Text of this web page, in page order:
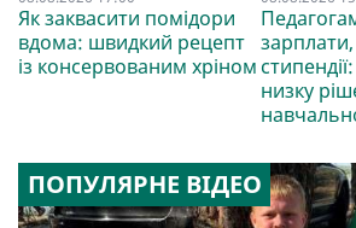
Як заквасити помідори
вдома: швидкий рецепт
із консервованим хріном
низку
ПОПУЛЯРНЕ ВІДЕО